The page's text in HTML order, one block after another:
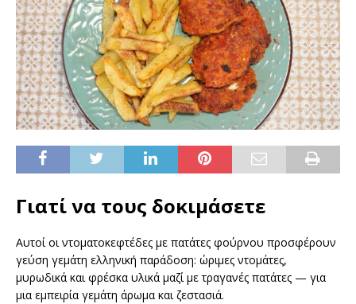
Γιατί να τους δοκιμάσετε
Αυτοί οι ντοματοκεφτέδες με πατάτες φούρνου προσφέρουν
γεύση γεμάτη ελληνική παράδοση: ώριμες ντομάτες,
μυρωδικά και φρέσκα υλικά μαζί με τραγανές πατάτες — για
μια εμπειρία γεμάτη άρωμα και ζεστασιά.